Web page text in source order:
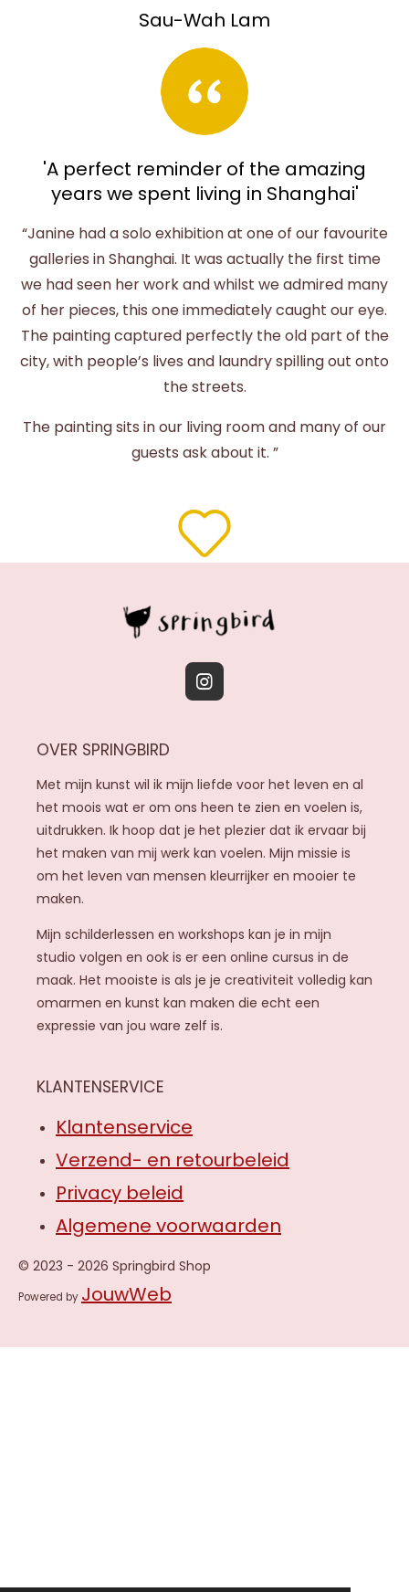
Sau-Wah Lam
'A perfect reminder of the amazing
years we spent living in Shanghai'
“Janine had a solo exhibition at one of our favourite
galleries in Shanghai. It was actually the first time
we had seen her work and whilst we admired many
of her pieces, this one immediately caught our eye.
The painting captured perfectly the old part of the
city, with people’s lives and laundry spilling out onto
the streets.
The painting sits in our living room and many of our
guests ask about it. ”
I
a
g
r
a
m
OVER SPRINGBIRD
Met mijn kunst wil ik mijn liefde voor het leven en al
het moois wat er om ons heen te zien en voelen is,
uitdrukken. Ik hoop dat je het plezier dat ik ervaar bij
het maken van mij werk kan voelen. Mijn missie is
om het leven van mensen kleurrijker en mooier te
maken.
Mijn schilderlessen en workshops kan je in mijn
studio volgen en ook is er een online cursus in de
maak. Het mooiste is als je je creativiteit volledig kan
omarmen en kunst kan maken die echt een
expressie van jou ware zelf is.
KLANTENSERVICE
Klantenservice
Verzend- en retourbeleid
Privacy beleid
Algemene voorwaarden
© 2023 - 2026 Springbird Shop
Powered by JouwWeb